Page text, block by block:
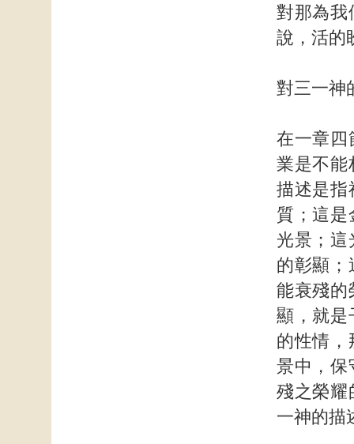
對那為我
說，活的
對三一神
在一章四
業是不能
描述是指
質；這是
光景；這
的彰顯；
能衰殘的
顯，就是
的性情，
景中，保
殘之榮耀